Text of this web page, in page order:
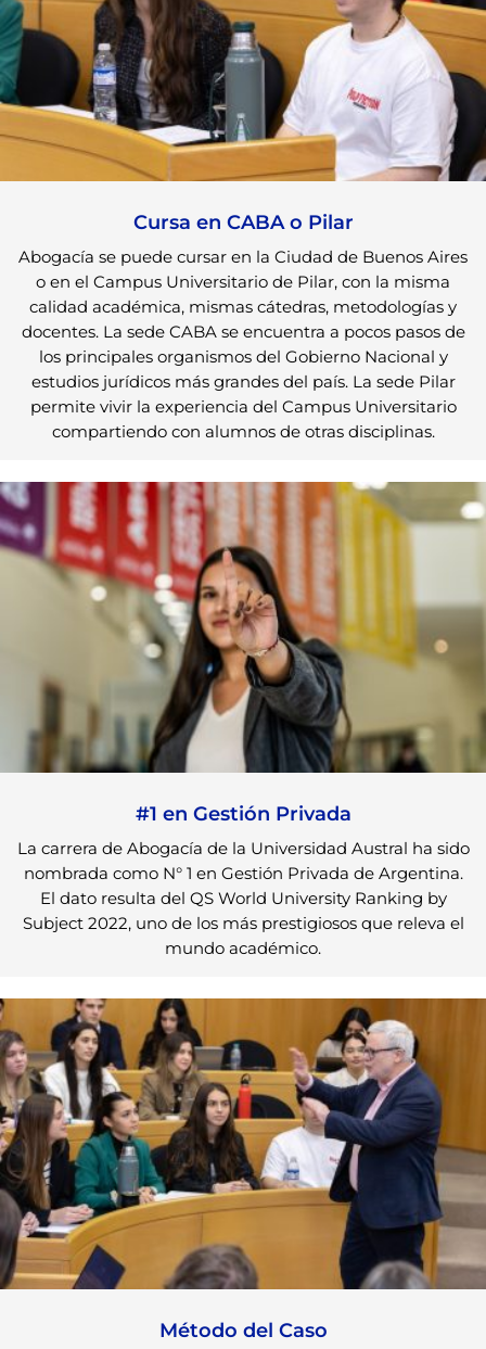
Cursa en CABA o Pilar
Abogacía se puede cursar en la Ciudad de Buenos Aires
o en el Campus Universitario de Pilar, con la misma
calidad académica, mismas cátedras, metodologías y
docentes. La sede CABA se encuentra a pocos pasos de
los principales organismos del Gobierno Nacional y
estudios jurídicos más grandes del país. La sede Pilar
permite vivir la experiencia del Campus Universitario
compartiendo con alumnos de otras disciplinas.
#1 en Gestión Privada
La carrera de Abogacía de la Universidad Austral ha sido
nombrada como N° 1 en Gestión Privada de Argentina.
El dato resulta del QS World University Ranking by
Subject 2022, uno de los más prestigiosos que releva el
mundo académico.
Método del Caso